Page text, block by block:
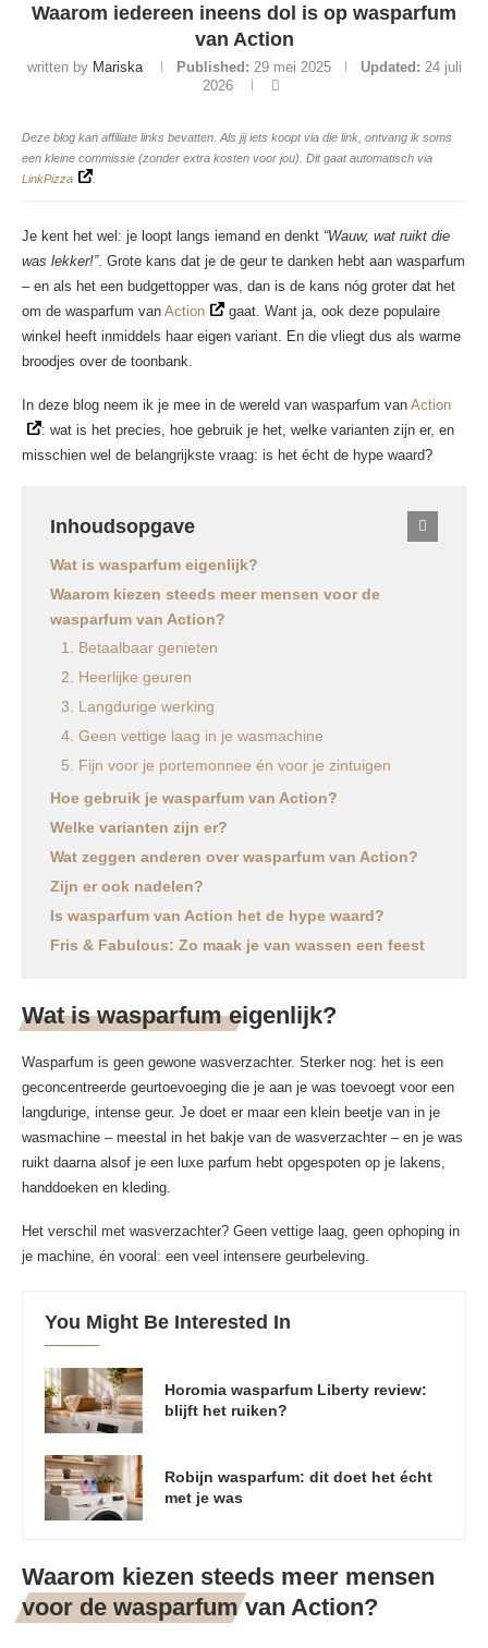
Waarom iedereen ineens dol is op wasparfum
van Action
written by Mariska Published: 29 mei 2025 Updated: 24 juli
2026
Deze blog kan affiliate links bevatten. Als jij iets koopt via die link, ontvang ik soms
een kleine commissie (zonder extra kosten voor jou). Dit gaat automatisch via
LinkPizza
Je kent het wel: je loopt langs iemand en denkt “Wauw, wat ruikt die
was lekker!”. Grote kans dat je de geur te danken hebt aan wasparfum
– en als het een budgettopper was, dan is de kans nóg groter dat het
om de wasparfum van Action
gaat. Want ja, ook deze populaire
winkel heeft inmiddels haar eigen variant. En die vliegt dus als warme
broodjes over de toonbank.
In deze blog neem ik je mee in de wereld van wasparfum van Action
: wat is het precies, hoe gebruik je het, welke varianten zijn er, en
misschien wel de belangrijkste vraag: is het écht de hype waard?
Inhoudsopgave
Wat is wasparfum eigenlijk?
Waarom kiezen steeds meer mensen voor de
wasparfum van Action?
1. Betaalbaar genieten
2. Heerlijke geuren
3. Langdurige werking
4. Geen vettige laag in je wasmachine
5. Fijn voor je portemonnee én voor je zintuigen
Hoe gebruik je wasparfum van Action?
Welke varianten zijn er?
Wat zeggen anderen over wasparfum van Action?
Zijn er ook nadelen?
Is wasparfum van Action het de hype waard?
Fris & Fabulous: Zo maak je van wassen een feest
Wat is wasparfum eigenlijk?
Wasparfum is geen gewone wasverzachter. Sterker nog: het is een
geconcentreerde geurtoevoeging die je aan je was toevoegt voor een
langdurige, intense geur. Je doet er maar een klein beetje van in je
wasmachine – meestal in het bakje van de wasverzachter – en je was
ruikt daarna alsof je een luxe parfum hebt opgespoten op je lakens,
handdoeken en kleding.
Het verschil met wasverzachter? Geen vettige laag, geen ophoping in
je machine, én vooral: een veel intensere geurbeleving.
You Might Be Interested In
Horomia wasparfum Liberty review:
blijft het ruiken?
Robijn wasparfum: dit doet het écht
met je was
Waarom kiezen steeds meer mensen
voor de wasparfum van Action?